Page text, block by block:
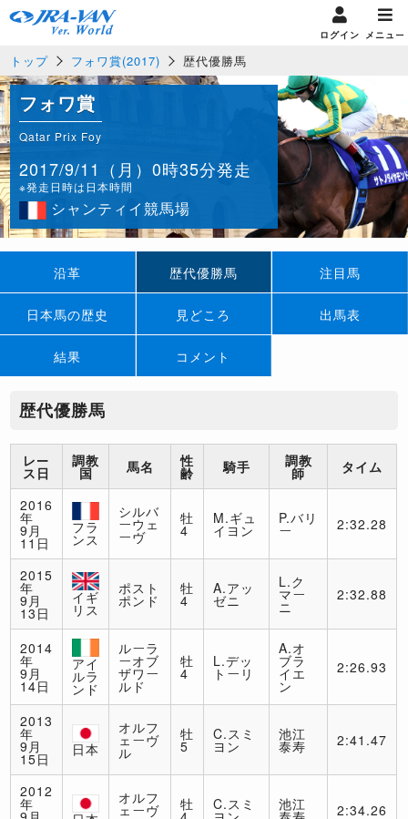
ログイン メニュー
トップ フォワ賞(2017) 歴代優勝馬
フォワ賞
Qatar Prix Foy
2017/9/11（月）0時35分発走
※発走日時は日本時間
シャンティイ競馬場
沿革 歴代優勝馬 注目馬
日本馬の歴史 見どころ 出馬表
結果 コメント
歴代優勝馬
レー
ス日
調教
国 馬名 性
齢 騎手 調教
師 タイム
2016
年
9月
11日
フラ
ンス
シルバ
ーウェ
ーヴ
牡
4
M.ギュ
イヨン
P.バリ
ー 2:32.28
2015
年
9月
13日
イギ
リス
ポスト
ポンド
牡
4
A.アッ
ゼニ
L.ク
マー
ニ
2:32.88
2014
年
9月
14日
アイ
ルラ
ンド
ルーラ
ーオブ
ザワー
ルド
牡
4
L.デッ
トーリ
A.オ
ブラ
イエ
ン
2:26.93
2013
年
9月
15日
日本
オルフ
ェーヴ
ル
牡
5
C.スミ
ヨン
池江
泰寿 2:41.47
2012
年 オルフ
ェーヴ 牡 C.スミ 池江 2:34.26